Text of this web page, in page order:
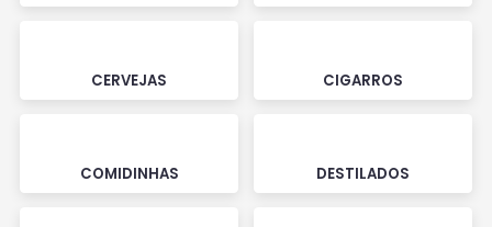
CERVEJAS CIGARROS
COMIDINHAS DESTILADOS